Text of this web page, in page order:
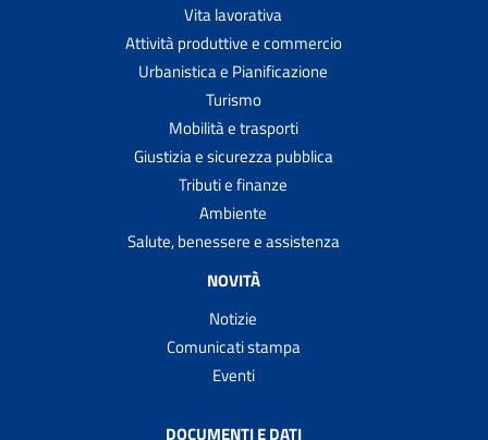
Vita lavorativa
Attività produttive e commercio
Urbanistica e Pianificazione
Turismo
Mobilità e trasporti
Giustizia e sicurezza pubblica
Tributi e finanze
Ambiente
Salute, benessere e assistenza
NOVITÀ
Notizie
Comunicati stampa
Eventi
DOCUMENTI E DATI